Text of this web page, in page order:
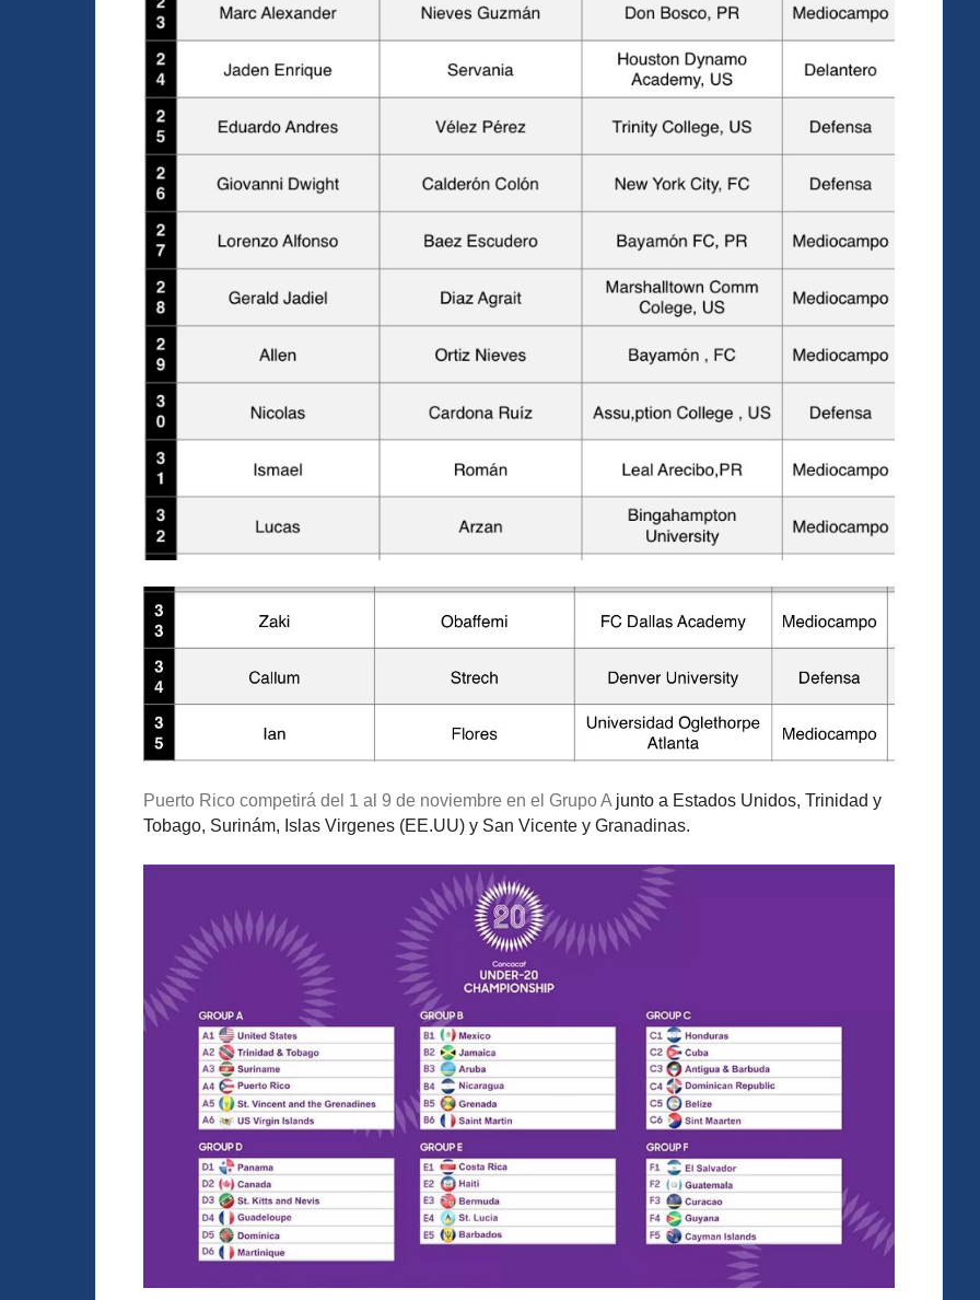
Puerto Rico competirá del 1 al 9 de noviembre en el Grupo A junto a Estados Unidos, Trinidad y
Tobago, Surinám, Islas Virgenes (EE.UU) y San Vicente y Granadinas.